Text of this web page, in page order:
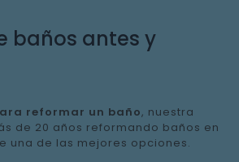
baños antes y
reformar un baño, nuestra
de 20 años reformando baños en
una de las mejores opciones.